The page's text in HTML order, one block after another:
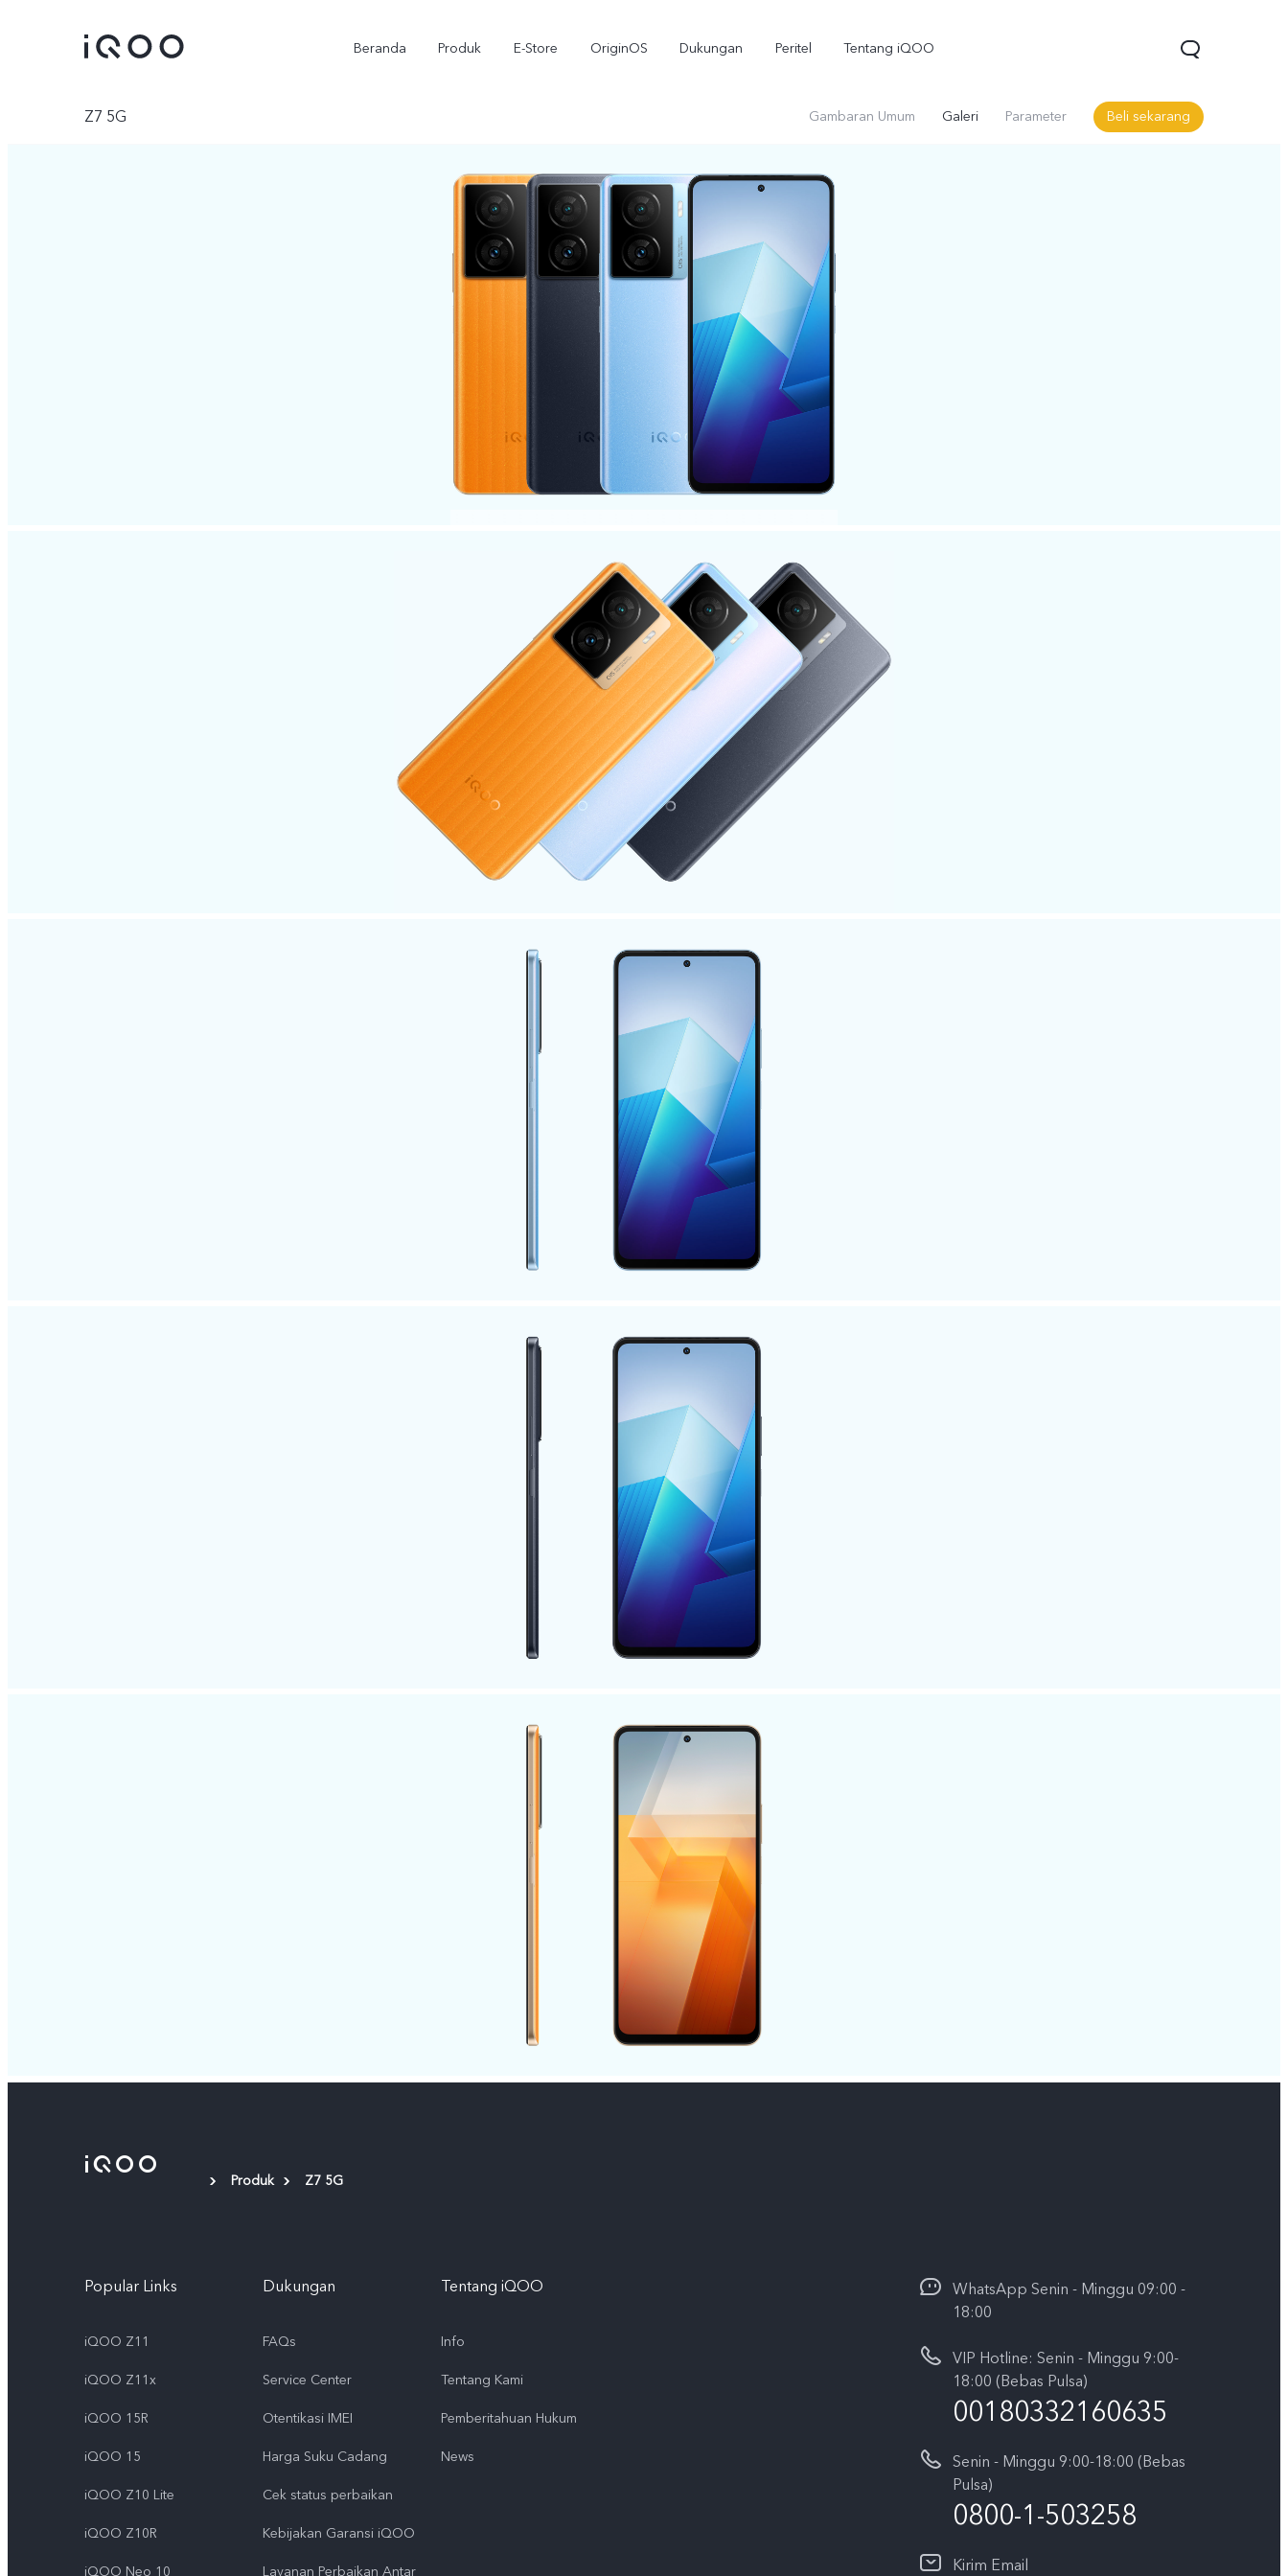
Beranda Produk E-Store OriginOS Dukungan Peritel Tentang iQOO
iQOO 15
Z7 5G Gambaran Umum Galeri Parameter Beli sekarang
Produk Z7 5G
Popular Links
iQOO Z11
iQOO Z11x
iQOO 15R
iQOO 15
iQOO Z10 Lite
iQOO Z10R
iQOO Neo 10
Dukungan
FAQs
Service Center
Otentikasi IMEI
Harga Suku Cadang
Cek status perbaikan
Kebijakan Garansi iQOO
Layanan Perbaikan Antar
Tentang iQOO
Info
Tentang Kami
Pemberitahuan Hukum
News
WhatsApp Senin - Minggu 09:00 -
18:00
VIP Hotline: Senin - Minggu 9:00-
18:00 (Bebas Pulsa)
00180332160635
Senin - Minggu 9:00-18:00 (Bebas
Pulsa)
0800-1-503258
Kirim Email